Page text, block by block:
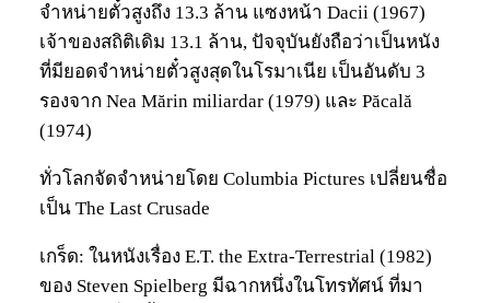
จำหน่ายตั๋วสูงถึง 13.3 ล้าน แซงหน้า Dacii (1967)
เจ้าของสถิติเดิม 13.1 ล้าน, ปัจจุบันยังถือว่าเป็นหนัง
ที่มียอดจำหน่ายตั๋วสูงสุดในโรมาเนีย เป็นอันดับ 3
รองจาก Nea Mărin miliardar (1979) และ Păcală
(1974)
ทั่วโลกจัดจำหน่ายโดย Columbia Pictures เปลี่ยนชื่อ
เป็น The Last Crusade
เกร็ด: ในหนังเรื่อง E.T. the Extra-Terrestrial (1982)
ของ Steven Spielberg มีฉากหนึ่งในโทรทัศน์ ที่มา